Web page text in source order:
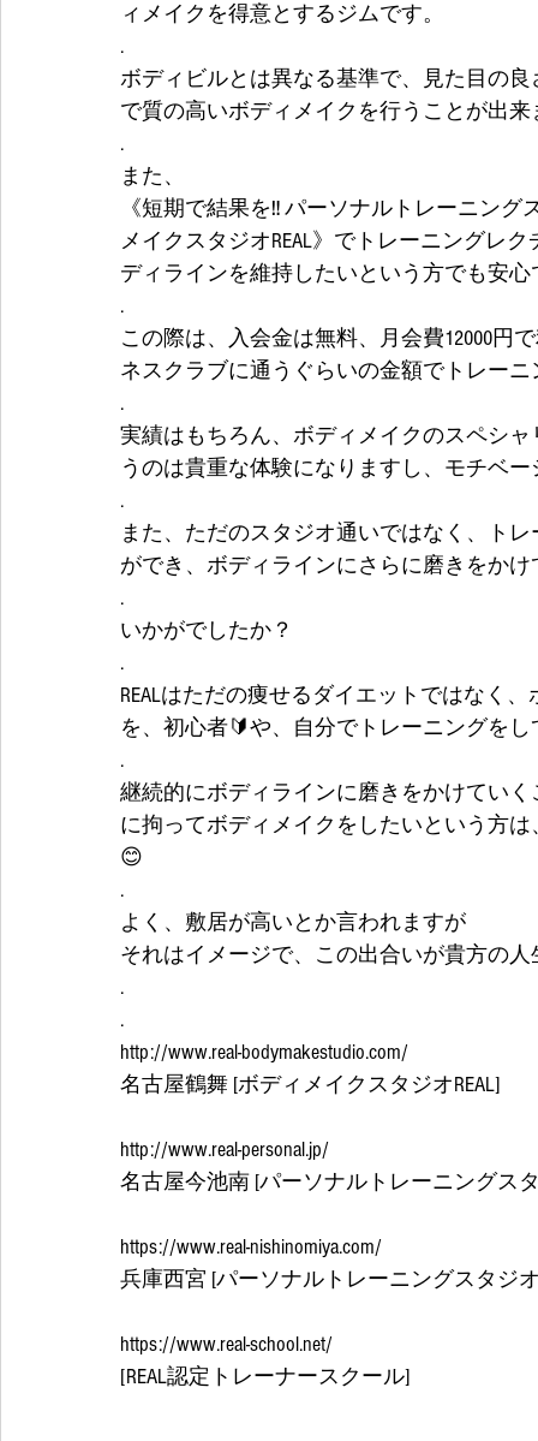
ィメイクを得意とするジムです。
.
ボディビルとは異なる基準で、見た目の
で質の高いボディメイクを行うことが出来
.
また、
《短期で結果を‼️ パーソナルトレーニン
メイクスタジオREAL》でトレーニングレ
ディラインを維持したいという方でも安心
.
この際は、入会金は無料、月会費12000円
ネスクラブに通うぐらいの金額でトレー
.
実績はもちろん、ボディメイクのスペシ
うのは貴重な体験になりますし、モチベ
.
また、ただのスタジオ通いではなく、ト
ができ、ボディラインにさらに磨きをか
.
いかがでしたか？
.
REALはただの痩せるダイエットではなく
を、初心者🔰や、自分でトレーニングを
.
継続的にボディラインに磨きをかけてい
に拘ってボディメイクをしたいという方
😊
.
よく、敷居が高いとか言われますが
それはイメージで、この出合いが貴方の
.
.
http://www.real-bodymakestudio.com/
名古屋鶴舞 [ボディメイクスタジオREAL]
http://www.real-personal.jp/
名古屋今池南 [パーソナルトレーニングスタ
https://www.real-nishinomiya.com/
兵庫西宮 [パーソナルトレーニングスタジオ
https://www.real-school.net/
[REAL認定トレーナースクール]